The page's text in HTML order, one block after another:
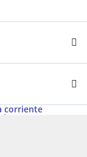
corriente